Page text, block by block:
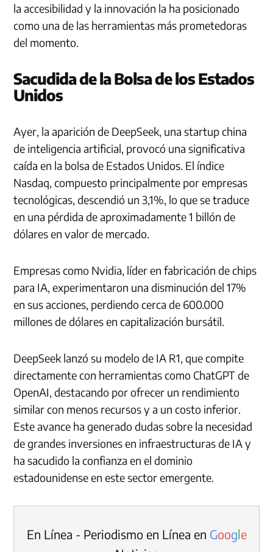
la accesibilidad y la innovación la ha posicionado
como una de las herramientas más prometedoras
del momento.
Sacudida de la Bolsa de los Estados
Unidos
Ayer, la aparición de DeepSeek, una startup china
de inteligencia artificial, provocó una significativa
caída en la bolsa de Estados Unidos. El índice
Nasdaq, compuesto principalmente por empresas
tecnológicas, descendió un 3,1%, lo que se traduce
en una pérdida de aproximadamente 1 billón de
dólares en valor de mercado.
Empresas como Nvidia, líder en fabricación de chips
para IA, experimentaron una disminución del 17%
en sus acciones, perdiendo cerca de 600.000
millones de dólares en capitalización bursátil.
DeepSeek lanzó su modelo de IA R1, que compite
directamente con herramientas como ChatGPT de
OpenAI, destacando por ofrecer un rendimiento
similar con menos recursos y a un costo inferior.
Este avance ha generado dudas sobre la necesidad
de grandes inversiones en infraestructuras de IA y
ha sacudido la confianza en el dominio
estadounidense en este sector emergente.
En Línea - Periodismo en Línea en Google